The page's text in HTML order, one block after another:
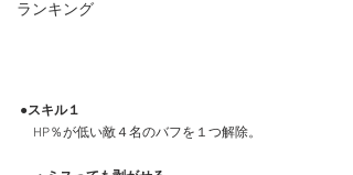
ランキング
●スキル１
HP％が低い敵４名のバフを１つ解除。